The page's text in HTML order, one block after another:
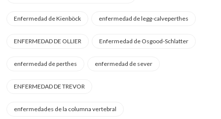
Enfermedad de Kienböck enfermedad de legg-calveperthes
ENFERMEDAD DE OLLIER Enfermedad de Osgood-Schlatter
enfermedad de perthes enfermedad de sever
ENFERMEDAD DE TREVOR
enfermedades de la columna vertebral